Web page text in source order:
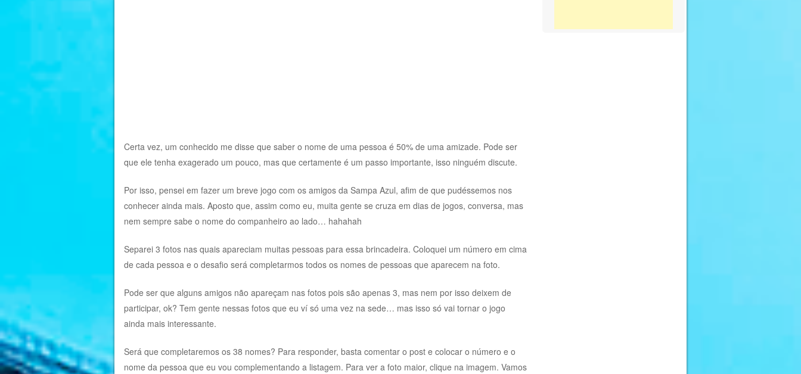
Certa vez, um conhecido me disse que saber o nome de uma pessoa é 50% de uma amizade. Pode ser
que ele tenha exagerado um pouco, mas que certamente é um passo importante, isso ninguém discute.
Por isso, pensei em fazer um breve jogo com os amigos da Sampa Azul, afim de que pudéssemos nos
conhecer ainda mais. Aposto que, assim como eu, muita gente se cruza em dias de jogos, conversa, mas
nem sempre sabe o nome do companheiro ao lado… hahahah
Separei 3 fotos nas quais apareciam muitas pessoas para essa brincadeira. Coloquei um número em cima
de cada pessoa e o desafio será completarmos todos os nomes de pessoas que aparecem na foto.
Pode ser que alguns amigos não apareçam nas fotos pois são apenas 3, mas nem por isso deixem de
participar, ok? Tem gente nessas fotos que eu ví só uma vez na sede… mas isso só vai tornar o jogo
ainda mais interessante.
Será que completaremos os 38 nomes? Para responder, basta comentar o post e colocar o número e o
nome da pessoa que eu vou complementando a listagem. Para ver a foto maior, clique na imagem. Vamos